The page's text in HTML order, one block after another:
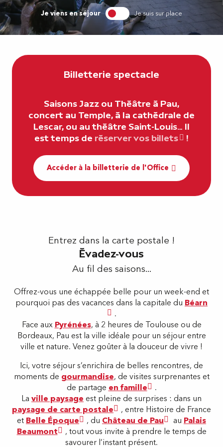
Je viens en séjour Je suis sur place
Billetterie spectacle
Saisons Jazz ou Théâtre à Pau,
concert au Temple, à la cathédrale de
Lescar, ou au théâtre Saint-Louis… Il
est temps de réserver vos billets !
Accéder à la billetterie de l'Office
Entrez dans la carte postale !
Évadez-vous
Au fil des saisons...
Offrez-vous une échappée belle pour un week-end et
pourquoi pas des vacances dans la capitale du Béarn
.
Face aux Pyrénées, à 2 heures de Toulouse ou de
Bordeaux, Pau est la ville idéale pour un séjour entre
ville et nature. Venez goûter à la douceur de vivre !
Ici, votre séjour s’enrichira de belles rencontres, de
moments de gourmandise, de visites surprenantes et
de partage en famille
.
La ville paysage est pleine de surprises : dans un
paysage de carte postale
, entre Histoire de France
et Belle Époque , du Château de Pau au Palais
Beaumont
, tout vous invite à prendre le temps de
savourer l’instant présent.